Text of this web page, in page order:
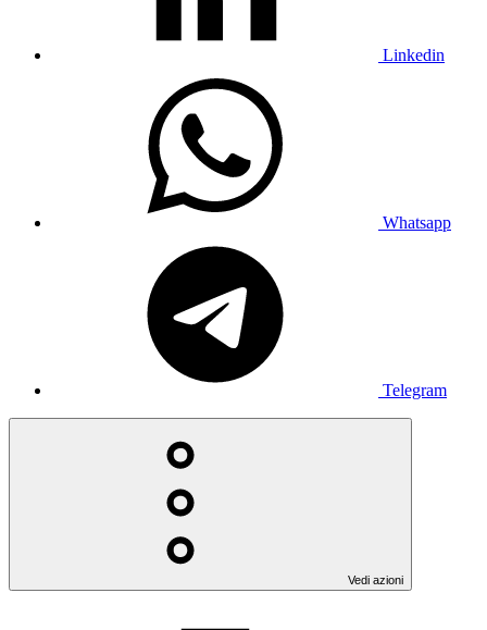
Linkedin
Whatsapp
Telegram
Vedi azioni